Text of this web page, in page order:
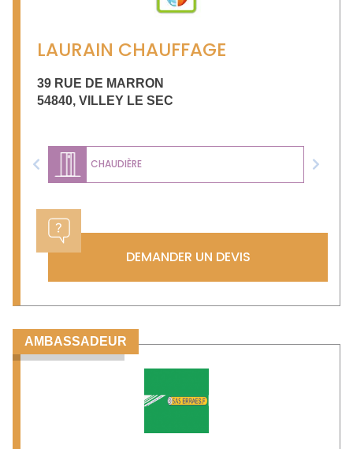
LAURAIN CHAUFFAGE
39 RUE DE MARRON
54840, VILLEY LE SEC
CHAUDIÈRE
Previous Next
DEMANDER UN DEVIS
AMBASSADEUR